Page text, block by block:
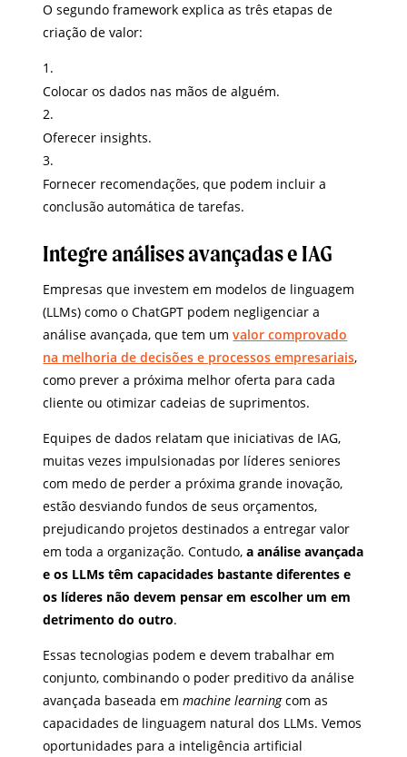
O segundo framework explica as três etapas de
criação de valor:
Colocar os dados nas mãos de alguém.
Oferecer insights.
Fornecer recomendações, que podem incluir a
conclusão automática de tarefas.
Integre análises avançadas e IAG
Empresas que investem em modelos de linguagem
(LLMs) como o ChatGPT podem negligenciar a
análise avançada, que tem umvalor comprovado
na melhoria de decisões e processos empresariais,
como prever a próxima melhor oferta para cada
cliente ou otimizar cadeias de suprimentos.
Equipes de dados relatam que iniciativas de IAG,
muitas vezes impulsionadas por líderes seniores
com medo de perder a próxima grande inovação,
estão desviando fundos de seus orçamentos,
prejudicando projetos destinados a entregar valor
em toda a organização. Contudo,a análise avançada
e os LLMs têm capacidades bastante diferentes e
os líderes não devem pensar em escolher um em
detrimento do outro.
Essas tecnologias podem e devem trabalhar em
conjunto, combinando o poder preditivo da análise
avançada baseada emmachine learningcom as
capacidades de linguagem natural dos LLMs. Vemos
oportunidades para a inteligência artificial